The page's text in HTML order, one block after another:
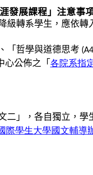
涯發展課程」注意事
級轉系學生，應依
「哲學與道德思考
心公佈之「 各院系指
二」，各自獨立，學
際學生大學國文輔導